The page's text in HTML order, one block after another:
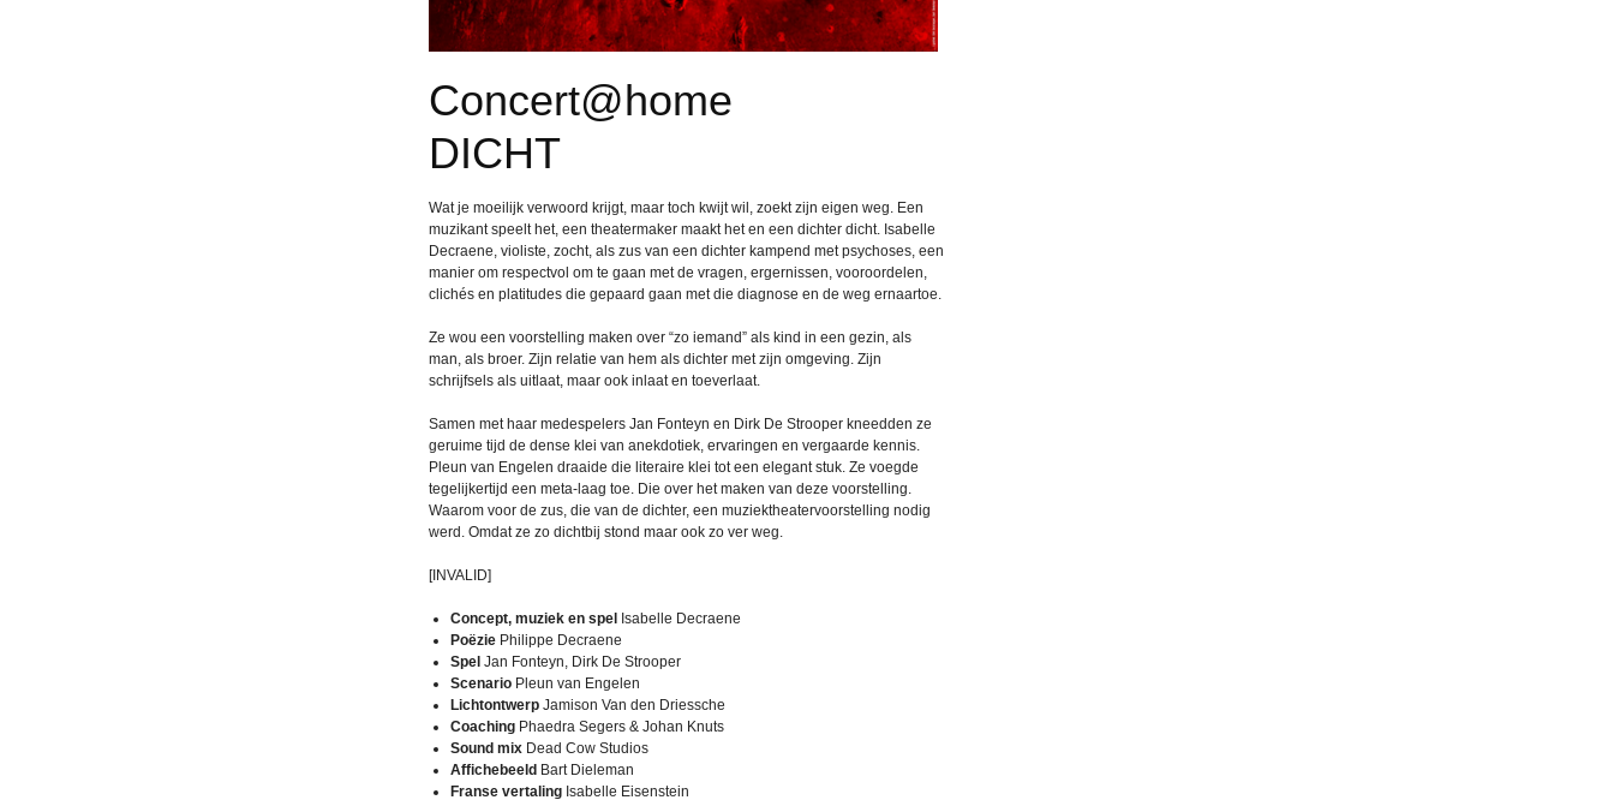
Concert@home
DICHT
Wat je moeilijk verwoord krijgt, maar toch kwijt wil, zoekt zijn eigen weg. Een
muzikant speelt het, een theatermaker maakt het en een dichter dicht. Isabelle
Decraene, violiste, zocht, als zus van een dichter kampend met psychoses, een
manier om respectvol om te gaan met de vragen, ergernissen, vooroordelen,
clichés en platitudes die gepaard gaan met die diagnose en de weg ernaartoe.
Ze wou een voorstelling maken over “zo iemand” als kind in een gezin, als
man, als broer. Zijn relatie van hem als dichter met zijn omgeving. Zijn
schrijfsels als uitlaat, maar ook inlaat en toeverlaat.
Samen met haar medespelers Jan Fonteyn en Dirk De Strooper kneedden ze
geruime tijd de dense klei van anekdotiek, ervaringen en vergaarde kennis.
Pleun van Engelen draaide die literaire klei tot een elegant stuk. Ze voegde
tegelijkertijd een meta-laag toe. Die over het maken van deze voorstelling.
Waarom voor de zus, die van de dichter, een muziektheatervoorstelling nodig
werd. Omdat ze zo dichtbij stond maar ook zo ver weg.
[INVALID]
Concept, muziek en spel Isabelle Decraene
Poëzie Philippe Decraene
Spel Jan Fonteyn, Dirk De Strooper
Scenario Pleun van Engelen
Lichtontwerp Jamison Van den Driessche
Coaching Phaedra Segers & Johan Knuts
Sound mix Dead Cow Studios
Affichebeeld Bart Dieleman
Franse vertaling Isabelle Eisenstein